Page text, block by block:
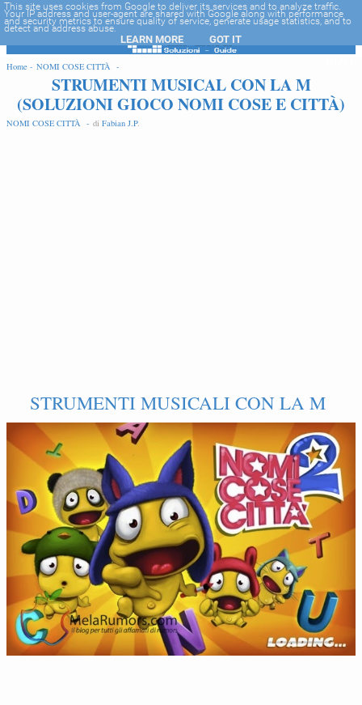
-->
Home - NOMI COSE CITTÀ -
STRUMENTI MUSICAL CON LA M
(SOLUZIONI GIOCO NOMI COSE E CITTÀ)
NOMI COSE CITTÀ - di Fabian J.P.
STRUMENTI MUSICALI CON LA M
EDIT
This site uses cookies from Google to deliver its services and to analyze traffic.
Your IP address and user-agent are shared with Google along with performance
and security metrics to ensure quality of service, generate usage statistics, and to
detect and address abuse.
LEARN MORE GOT IT